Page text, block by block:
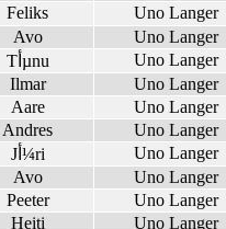
Feliks
Uno Langer
Avo
Uno Langer
Tأµnu
Uno Langer
Ilmar
Uno Langer
Aare
Uno Langer
Andres
Uno Langer
Jأ¼ri
Uno Langer
Avo
Uno Langer
Peeter
Uno Langer
Heiti
Uno Langer